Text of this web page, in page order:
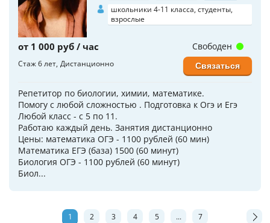
школьники 4-11 класса, студенты,
взрослые
от 1 000 руб / час
Стаж 6 лет Дистанционно
Репетитор по биологии, химии, математике.
Помогу с любой сложностью . Подготовка к Огэ и Егэ
Любой класс - с 5 по 11.
Работаю каждый день. Занятия дистанционно
Цены: математика ОГЭ - 1100 рублей (60 мин)
Математика ЕГЭ (база) 1500 (60 минут)
Биология ОГЭ - 1100 рублей (60 минут)
Биол...
Свободен
Связаться
1 2 3 4 5 ... 7